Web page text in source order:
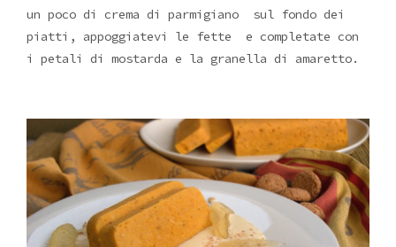
un poco di crema di parmigiano sul fondo dei
piatti, appoggiatevi le fette e completate con
i petali di mostarda e la granella di amaretto.